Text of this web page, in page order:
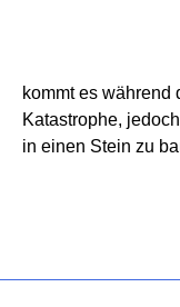
kommt es während
Katastrophe,
in einen Stein zu